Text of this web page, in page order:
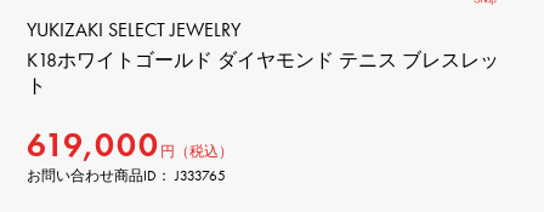
YUKIZAKI SELECT JEWELRY
K18ホワイトゴールド ダイヤモンド テニス ブレスレッ
ト
619,000 円（税込）
お問い合わせ商品ID： J333765